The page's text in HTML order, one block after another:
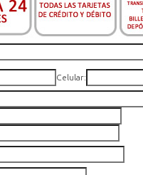
Celular: